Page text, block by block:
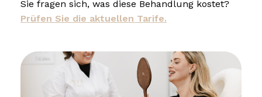
Sie fragen sich, was diese Behandlung kostet?
Prüfen Sie die aktuellen Tarife.